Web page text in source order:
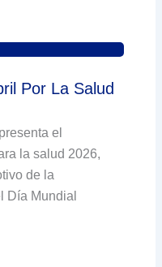
Por La Salud
el
la salud 2026,
de la
Día Mundial